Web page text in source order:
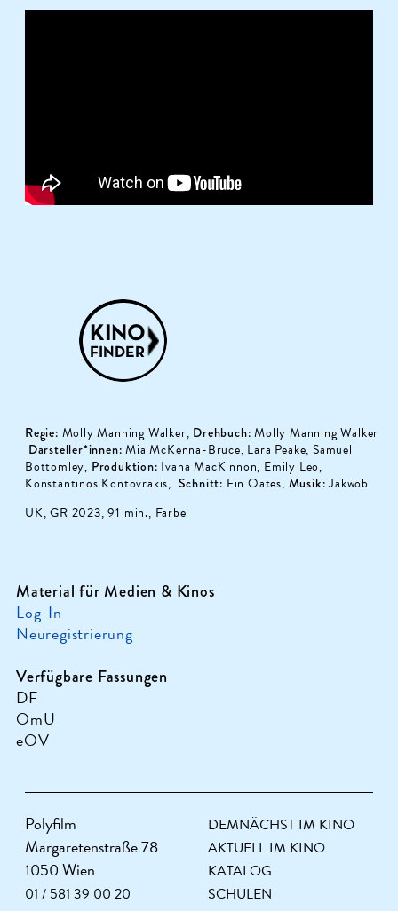
Regie: Molly Manning Walker, Drehbuch: Molly Manning Walker
Darsteller*innen: Mia McKenna-Bruce, Lara Peake, Samuel
Bottomley, Produktion: Ivana MacKinnon, Emily Leo,
Konstantinos Kontovrakis, Schnitt: Fin Oates, Musik:Jakwob
UK, GR 2023, 91 min., Farbe
Material für Medien & Kinos
Log-In
Neuregistrierung
Verfügbare Fassungen
DF
OmU
eOV
Polyfilm
Margaretenstraße 78
1050 Wien
01 / 581 39 00 20
DEMNÄCHST IM KINO
AKTUELL IM KINO
KATALOG
SCHULEN